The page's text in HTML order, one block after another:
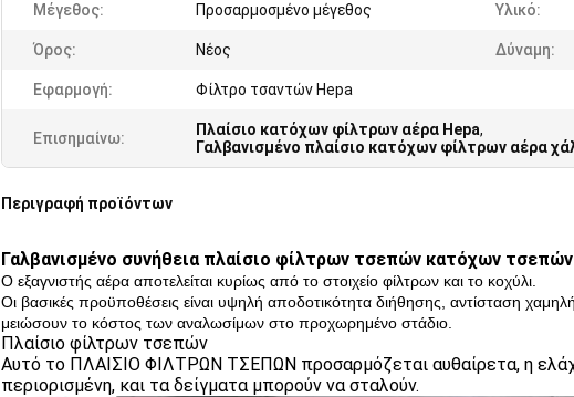
Μέγεθος: Προσαρμοσμένο μέγεθος Υλικό:
Όρος: Νέος Δύναμη:
Εφαρμογή: Φίλτρο τσαντών Hepa
Επισημαίνω: Πλαίσιο κατόχων φίλτρων αέρα Hepa,
Γαλβανισμένο πλαίσιο κατόχων φίλτρων αέρα
Περιγραφή προϊόντων
Γαλβανισμένο συνήθεια πλαίσιο φίλτρων τσεπών κατόχων
Ο εξαγνιστής αέρα αποτελείται κυρίως από το στοιχείο φίλτρων και το κοχύλι.
Οι βασικές προϋποθέσεις είναι υψηλή αποδοτικότητα διήθησης, αντίσταση
μειώσουν το κόστος των αναλωσίμων στο προχωρημένο στάδιο.
Πλαίσιο φίλτρων τσεπών
Αυτό το ΠΛΑΙΣΙΟ ΦΙΛΤΡΩΝ ΤΣΕΠΩΝ προσαρμόζεται αυθαίρετα, η
περιορισμένη, και τα δείγματα μπορούν να σταλούν.